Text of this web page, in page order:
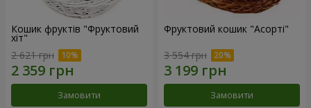
Кошик фруктів "Фруктовий
хiт"
2 621 грн
Замовити
Фруктовий кошик "Асорті"
3 554 грн
Замовити